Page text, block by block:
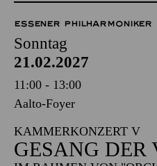
12,00€
ESSENER PHILHARMONIKER
Sonntag
21.02.2027
11:00 - 13:00
Aalto-Foyer